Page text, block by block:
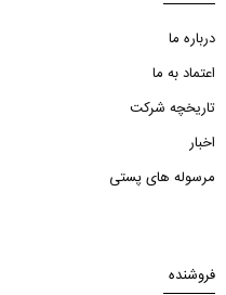
درباره ما
اعتماد به ما
تاریخچه شرکت
اخبار
مرسوله های پستی
فروشنده